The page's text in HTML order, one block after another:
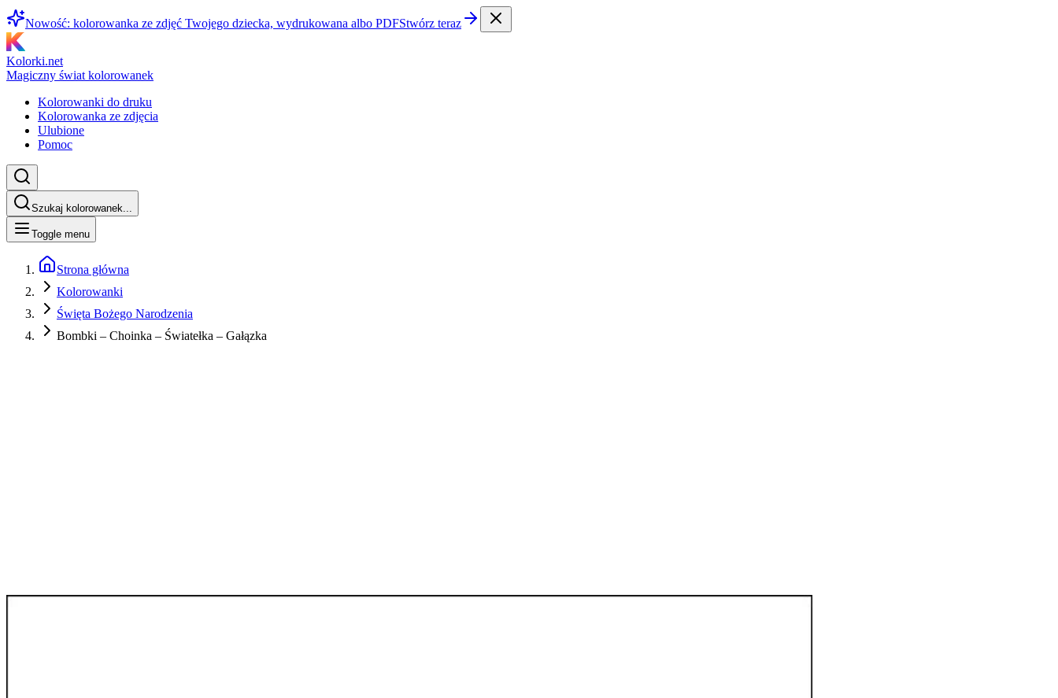
Nowość: kolorowanka ze zdjęć Twojego dziecka, wydrukowana albo PDFStwórz teraz
Kolorki.net
Magiczny świat kolorowanek
Kolorowanki do druku
Kolorowanka ze zdjęcia
Ulubione
Pomoc
Szukaj kolorowanek...
Toggle menu
Strona główna
Kolorowanki
Święta Bożego Narodzenia
Bombki – Choinka – Światełka – Gałązka